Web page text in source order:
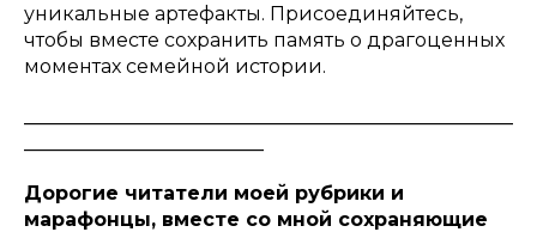
уникальные артефакты. Присоединяйтесь,
чтобы вместе сохранить память о драгоценных
моментах семейной истории.
Дорогие читатели моей рубрики и
марафонцы, вместе со мной сохраняющие